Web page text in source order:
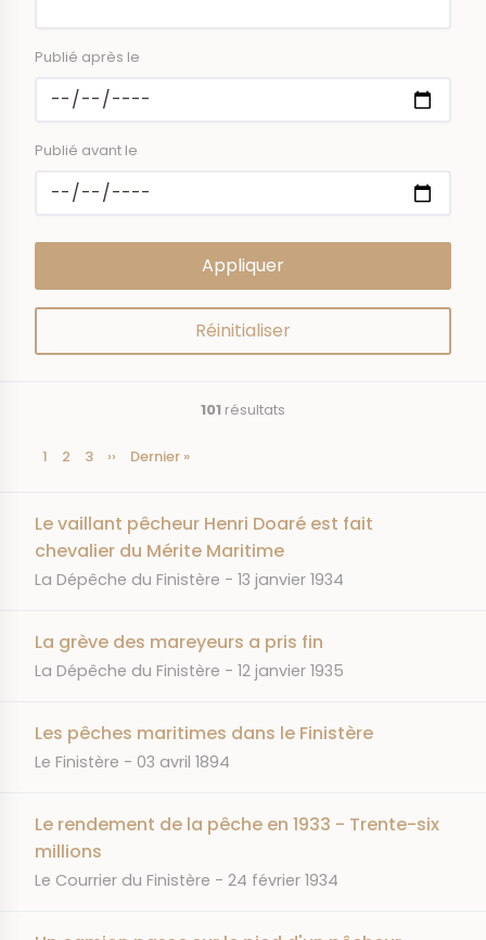
Publié après le
Publié avant le
101 résultats
Pagination
Page
1 Page
2 Page
3
Page
››
Dernière
Dernier »
Le vaillant pêcheur Henri Doaré est fait
chevalier du Mérite Maritime
JOURNAL
La Dépêche du Finistère DATE
13 janvier 1934
La grève des mareyeurs a pris fin
JOURNAL
La Dépêche du Finistère DATE
12 janvier 1935
Les pêches maritimes dans le Finistère
JOURNAL
Le Finistère DATE
03 avril 1894
Le rendement de la pêche en 1933 - Trente-six
millions
JOURNAL
Le Courrier du Finistère DATE
24 février 1934